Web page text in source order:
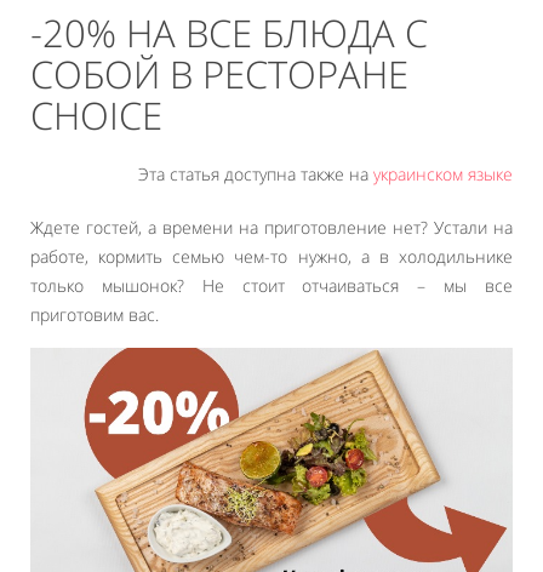
-20% НА ВСЕ БЛЮДА С
СОБОЙ В РЕСТОРАНЕ
CHOICE
Эта статья доступна также на украинском языке
Ждете гостей, а времени на приготовление нет? Устали на
работе, кормить семью чем-то нужно, а в холодильнике
только мышонок? Не стоит отчаиваться – мы все
приготовим вас.